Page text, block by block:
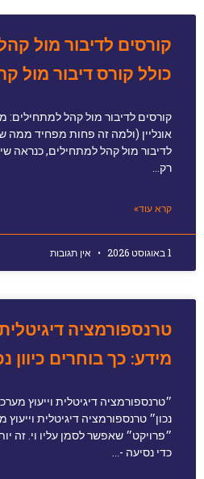
קורסים לדיבור מול
כולל קורס דיבור מול
קורסים לדיבור מול קהל
אונליין (ולמה זה פחות מפחיד
לדיבור מול קהל למתחילים, כנראה
רק…
קרא עוד»
1 באוגוסט 2026 אין תגובות
טרנספורמציה
מידע: כך בוחרים כיוון
״טרנספורמציה דיגיטלית וייעוץ
נכון״ טרנספורמציה דיגיטלית
״פרויקט״ שאפשר לסמן עליו וי. זה
כדי נסיעה -…